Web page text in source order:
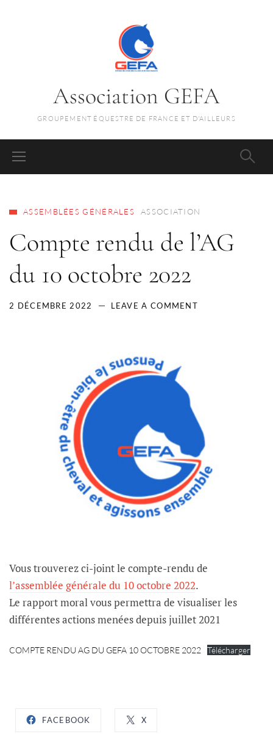
Association GEFA
GROUPEMENT ÉQUESTRE DE FRANCE ET D'AILLEURS
ASSEMBLÉES GÉNÉRALES ASSOCIATION
Compte rendu de l’AG
du 10 octobre 2022
2 DÉCEMBRE 2022 LEAVE A COMMENT
Vous trouverez ci-joint le compte-rendu de
l’assemblée générale du 10 octobre 2022.
Le rapport moral vous permettra de visualiser les
différentes actions menées depuis juillet 2021
COMPTE RENDU AG DU GEFA 10 OCTOBRE 2022 Télécharger
FACEBOOK X